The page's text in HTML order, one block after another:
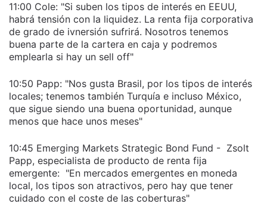
11:00 Cole: "Si suben los tipos de interés en EEUU,
habrá tensión con la liquidez. La renta fija corporativa
de grado de ivnersión sufrirá. Nosotros tenemos
buena parte de la cartera en caja y podremos
emplearla si hay un sell off"
10:50 Papp: "Nos gusta Brasil, por los tipos de interés
locales; tenemos también Turquía e incluso México,
que sigue siendo una buena oportunidad, aunque
menos que hace unos meses"
10:45 Emerging Markets Strategic Bond Fund - Zsolt
Papp, especialista de producto de renta fija
emergente: "En mercados emergentes en moneda
local, los tipos son atractivos, pero hay que tener
cuidado con el coste de las coberturas"